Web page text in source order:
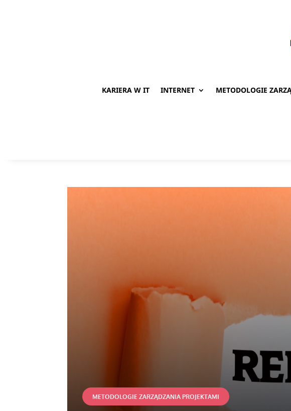
KARIERA W IT INTERNET METODOLOGIE
METODOLOGIE ZARZĄDZANIA PROJEKTAMI